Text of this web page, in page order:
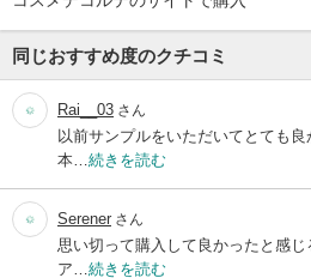
同じおすすめ度のクチコミ
Rai__03 さん
以前サンプルをいただいてとても良
本… 続きを読む
Serener さん
思い切って購入して良かったと感じ
ア… 続きを読む